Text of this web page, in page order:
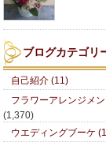
ブログカテゴリ
自己紹介 (11)
フラワーアレンジメン
(1,370)
ウエディングブーケ